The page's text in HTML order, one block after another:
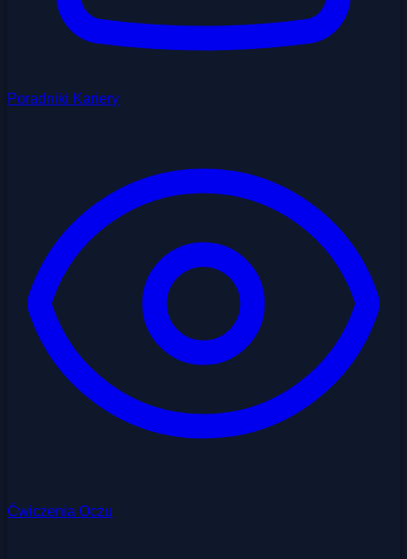
Poradniki Kariery
Ćwiczenia Oczu